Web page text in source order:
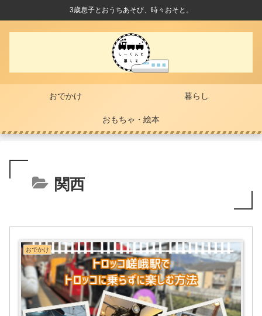
3歳息子とおうちあそび、時々おそと。
おでかけ 暮らし
おもちゃ・絵本
関西
おでかけ